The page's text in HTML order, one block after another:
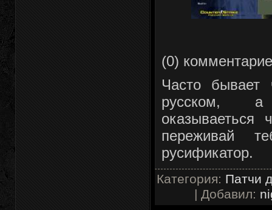
(0)
Часто
русском,
переживай
русификатор.
Категория: Патчи
| Добавил: